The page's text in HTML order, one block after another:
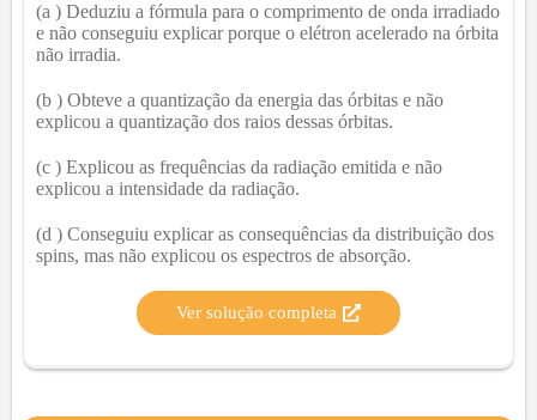
(a ) Deduziu a fórmula para o comprimento de onda irradiado
e não conseguiu explicar porque o elétron acelerado na órbita
não irradia.
(b ) Obteve a quantização da energia das órbitas e não
explicou a quantização dos raios dessas órbitas.
(c ) Explicou as frequências da radiação emitida e não
explicou a intensidade da radiação.
(d ) Conseguiu explicar as consequências da distribuição dos
spins, mas não explicou os espectros de absorção.
Ver solução completa